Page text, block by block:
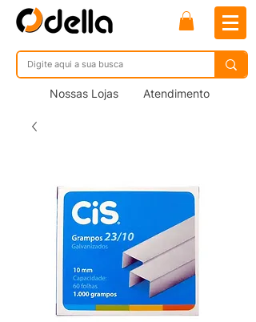
Nossas Lojas Atendimento